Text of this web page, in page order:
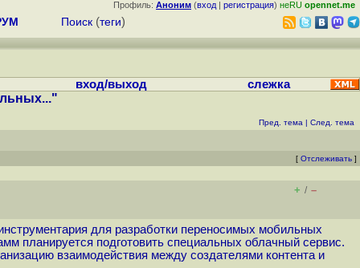
Профиль: Аноним (вход | регистрация) неRU opennet.me
Поиск (теги)
вход/выход слежка
Пред. тема | След. тема
[ Отслеживать ]
+ / –
для разработки переносимых мобильных
планируется подготовить специальных облачный сервис.
взаимодействия между создателями контента и